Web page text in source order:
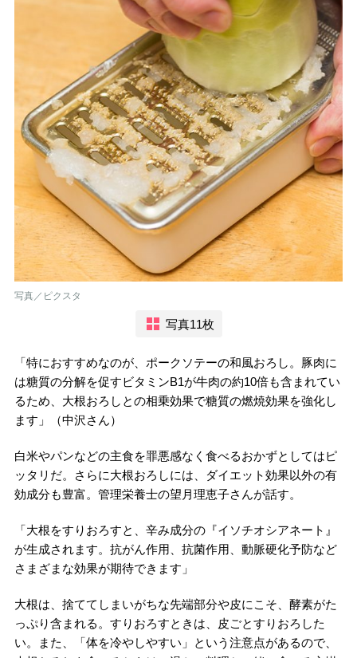
写真／ピクスタ
写真11枚
「特におすすめなのが、ポークソテーの和風おろし。豚肉に
は糖質の分解を促すビタミンB1が牛肉の約10倍も含まれてい
るため、大根おろしとの相乗効果で糖質の燃焼効果を強化し
ます」（中沢さん）
白米やパンなどの主食を罪悪感なく食べるおかずとしてはピ
ッタリだ。さらに大根おろしには、ダイエット効果以外の有
効成分も豊富。管理栄養士の望月理恵子さんが話す。
「大根をすりおろすと、辛み成分の『イソチオシアネート』
が生成されます。抗がん作用、抗菌作用、動脈硬化予防など
さまざまな効果が期待できます」
大根は、捨ててしまいがちな先端部分や皮にこそ、酵素がた
っぷり含まれる。すりおろすときは、皮ごとすりおろした
い。また、「体を冷やしやすい」という注意点があるので、